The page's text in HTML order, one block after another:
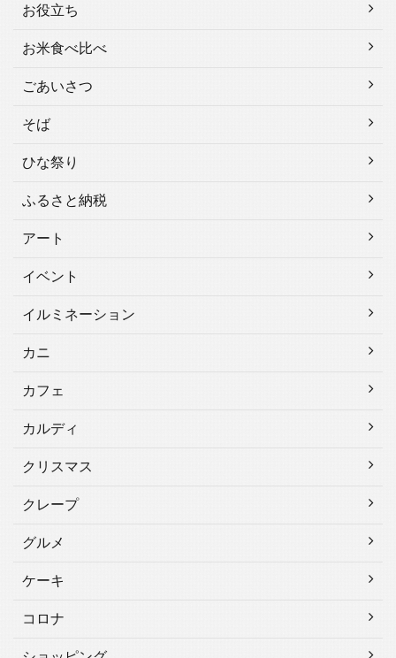
お役立ち
お米食べ比べ
ごあいさつ
そば
ひな祭り
ふるさと納税
アート
イベント
イルミネーション
カニ
カフェ
カルディ
クリスマス
クレープ
グルメ
ケーキ
コロナ